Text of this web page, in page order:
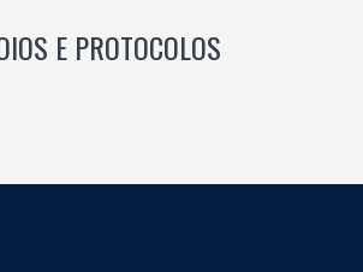
E PROTOCOLOS